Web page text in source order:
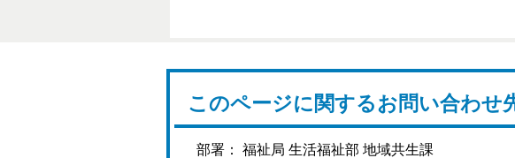
このページに関するお問い合わせ
部署： 福祉局 生活福祉部 地域共生課